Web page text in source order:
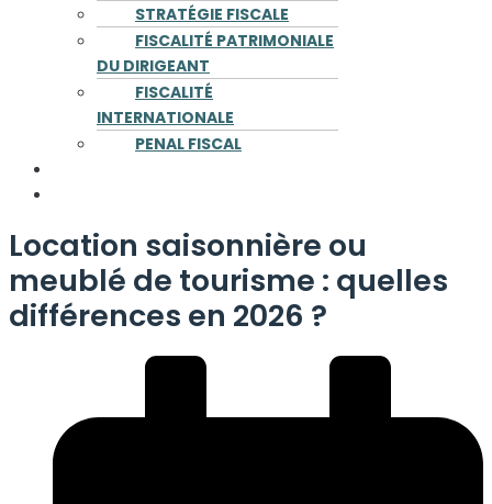
STRATÉGIE FISCALE
FISCALITÉ PATRIMONIALE
DU DIRIGEANT
FISCALITÉ
INTERNATIONALE
PENAL FISCAL
Location saisonnière ou
meublé de tourisme : quelles
différences en 2026 ?